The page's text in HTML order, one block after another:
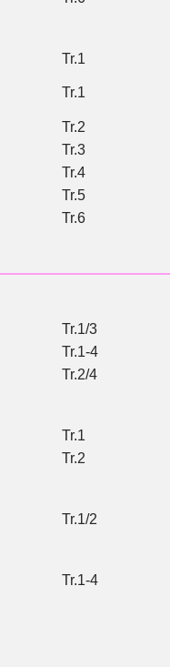
Tr.1
Tr.1
Tr.2
Tr.3
Tr.4
Tr.5
Tr.6
Tr.1/3
Tr.1-4
Tr.2/4
Tr.1
Tr.2
Tr.1/2
Tr.1-4